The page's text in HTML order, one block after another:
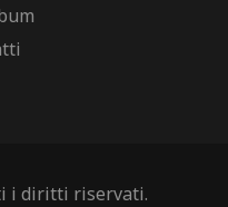
i diritti riservati.